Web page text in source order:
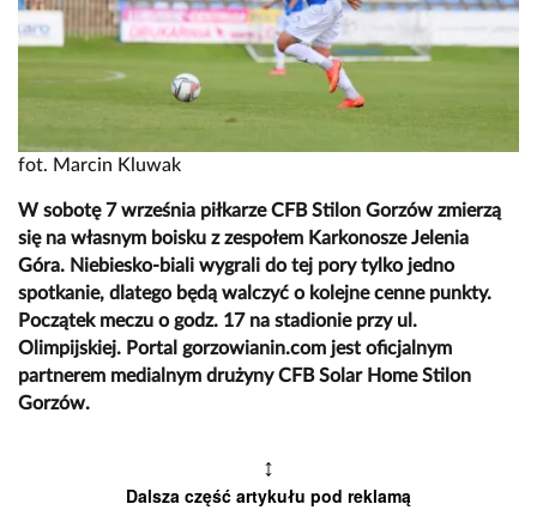
fot. Marcin Kluwak
W sobotę 7 września piłkarze CFB Stilon Gorzów zmierzą
się na własnym boisku z zespołem Karkonosze Jelenia
Góra. Niebiesko-biali wygrali do tej pory tylko jedno
spotkanie, dlatego będą walczyć o kolejne cenne punkty.
Początek meczu o godz. 17 na stadionie przy ul.
Olimpijskiej. Portal gorzowianin.com jest oficjalnym
partnerem medialnym drużyny CFB Solar Home Stilon
Gorzów.
↕
Dalsza część artykułu pod reklamą